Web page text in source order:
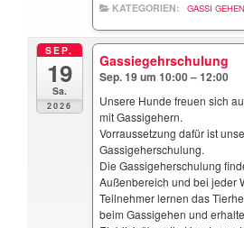
KATEGORIEN: GASSI GEHEN
SEP.
19
Sa.
2026
Gassiegehrschulung
Sep. 19 um 10:00 – 12:00
Unsere Hunde freuen sich
mit Gassigehern.
Vorraussetzung dafür ist
Gassigeherschulung.
Die Gassigeherschulung
Außenbereich und bei jeder
Teilnehmer lernen das
beim Gassigehen und